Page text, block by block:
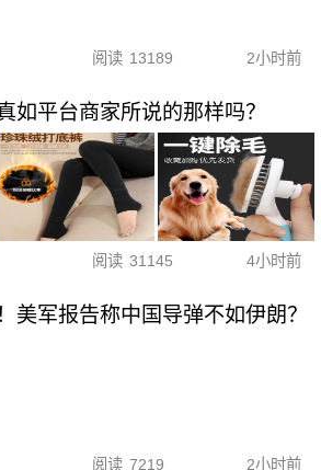
阅读 13189 2小时前
如平台商家所说的那样吗？
阅读 31145 4小时前
美军报告称中国导弹不如伊朗？
阅读 7219 2小时前